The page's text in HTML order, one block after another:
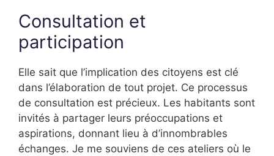
Consultation et
participation
Elle sait que l’implication des citoyens est clé
dans l’élaboration de tout projet. Ce processus
de consultation est précieux. Les habitants sont
invités à partager leurs préoccupations et
aspirations, donnant lieu à d’innombrables
échanges. Je me souviens de ces ateliers où le